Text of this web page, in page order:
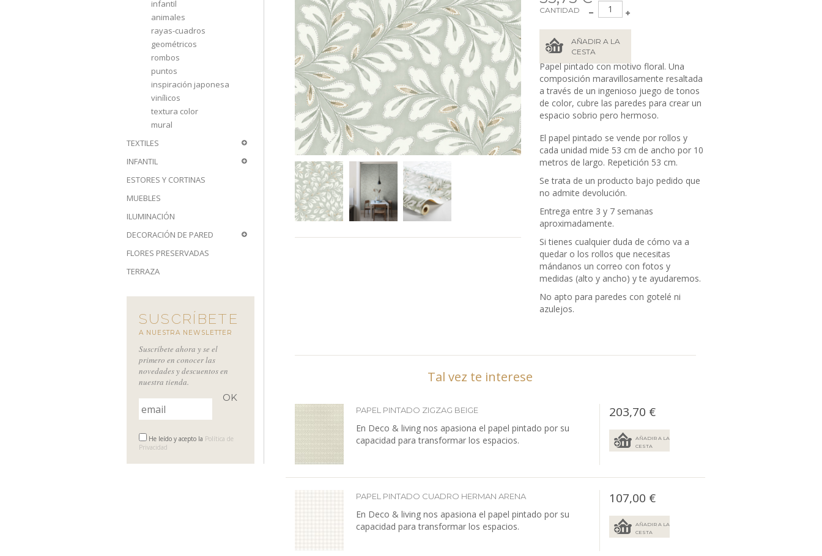
infantil
animales
rayas-cuadros
geométricos
rombos
puntos
inspiración japonesa
vinílicos
textura color
mural
TEXTILES
INFANTIL
ESTORES Y CORTINAS
MUEBLES
ILUMINACIÓN
DECORACIÓN DE PARED
FLORES PRESERVADAS
TERRAZA
SUSCRÍBETE
A NUESTRA NEWSLETTER
Suscríbete ahora y se el
primero en conocer las
novedades y descuentos en
nuestra tienda.
He leído y acepto la Política de
Privacidad
CANTIDAD
AÑADIR A LA
CESTA
Papel pintado con motivo floral. Una
composición maravillosamente resaltada
a través de un ingenioso juego de tonos
de color, cubre las paredes para crear un
espacio sobrio pero hermoso.
El papel pintado se vende por rollos y
cada unidad mide 53 cm de ancho por 10
metros de largo. Repetición 53 cm.
Se trata de un producto bajo pedido que
no admite devolución.
Entrega entre 3 y 7 semanas
aproximadamente.
Si tienes cualquier duda de cómo va a
quedar o los rollos que necesitas
mándanos un correo con fotos y
medidas (alto y ancho) y te ayudaremos.
No apto para paredes con gotelé ni
azulejos.
Tal vez te interese
PAPEL PINTADO ZIGZAG BEIGE
En Deco & living nos apasiona el papel pintado por su
capacidad para transformar los espacios.
203,70 €
AÑADIR A LA
CESTA
PAPEL PINTADO CUADRO HERMAN ARENA
En Deco & living nos apasiona el papel pintado por su
capacidad para transformar los espacios.
107,00 €
AÑADIR A LA
CESTA